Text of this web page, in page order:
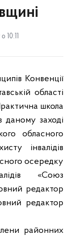
10:11
Конвенції
області
школа
даному заході
обласного
інвалідів
осередку
«Союз
редактор
редактор
районних